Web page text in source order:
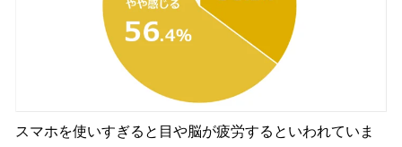
スマホを使いすぎると目や脳が疲労するといわれていま